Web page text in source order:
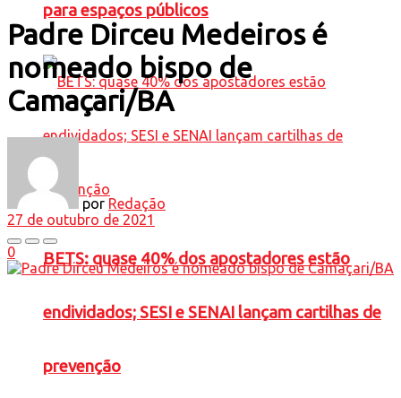
para espaços públicos
BETS: quase 40% dos apostadores estão
endividados; SESI e SENAI lançam cartilhas de
prevenção
Padre Dirceu Medeiros é
nomeado bispo de
Camaçari/BA
por Redação
27 de outubro de 2021
0